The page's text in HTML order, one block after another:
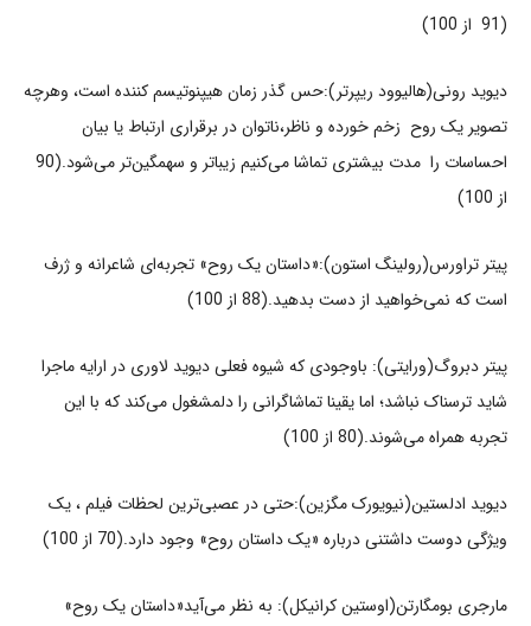
(91 از 100)
دیوید رونی(هالیوود ریپرتر):حس گذر زمان هیپنوتیسم کننده است، وهرچه
تصویر یک روح زخم خورده و ناظر،ناتوان در برقراری ارتباط یا بیان
احساسات را مدت بیشتری تماشا می‌کنیم زیباتر و سهمگین‌تر می‌شود.(90
از 100)
پیتر تراورس(رولینگ استون):«داستان یک روح» تجربه‌ای شاعرانه و ژرف
است که نمی‌خواهید از دست بدهید.(88 از 100)
پیتر دبروگ(ورایتی): باوجودی که شیوه فعلی دیوید لاوری در ارایه ماجرا
شاید ترسناک نباشد؛ اما یقینا تماشاگرانی را دلمشغول می‌کند که با این
تجربه همراه می‌شوند.(80 از 100)
دیوید ادلستین(نیویورک مگزین):حتی در عصبی‌ترین لحظات فیلم ، یک
ویژگی دوست داشتنی درباره «یک داستان روح» وجود دارد.(70 از 100)
مارجری بومگارتن(اوستین کرانیکل): به نظر می‌آید«داستان یک روح»